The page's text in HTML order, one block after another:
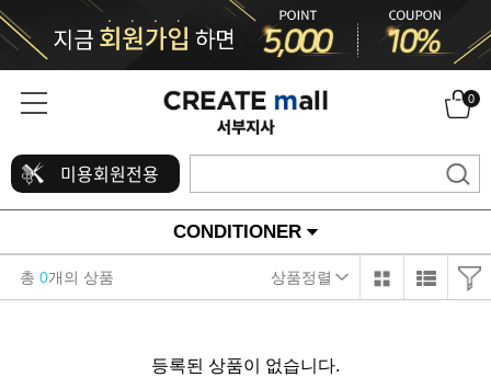
0
미용회원전용
CONDITIONER
총 0개의 상품 상품정렬
등록된 상품이 없습니다.